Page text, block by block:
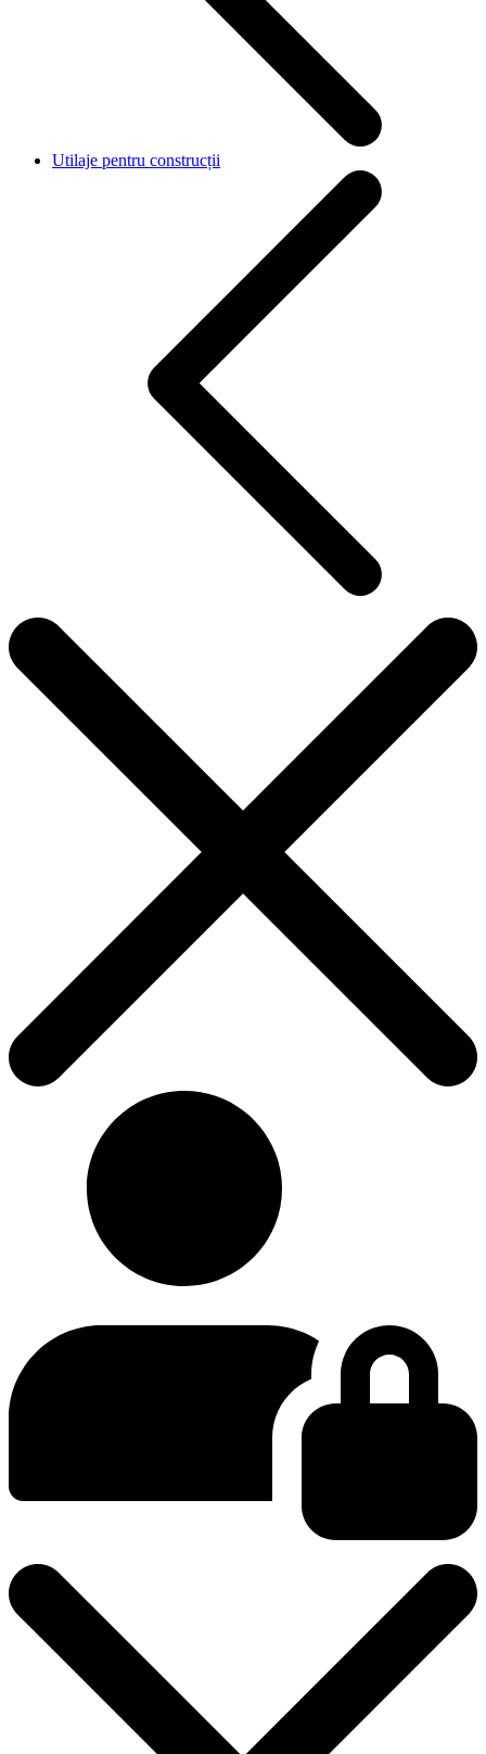
Utilaje pentru construcții